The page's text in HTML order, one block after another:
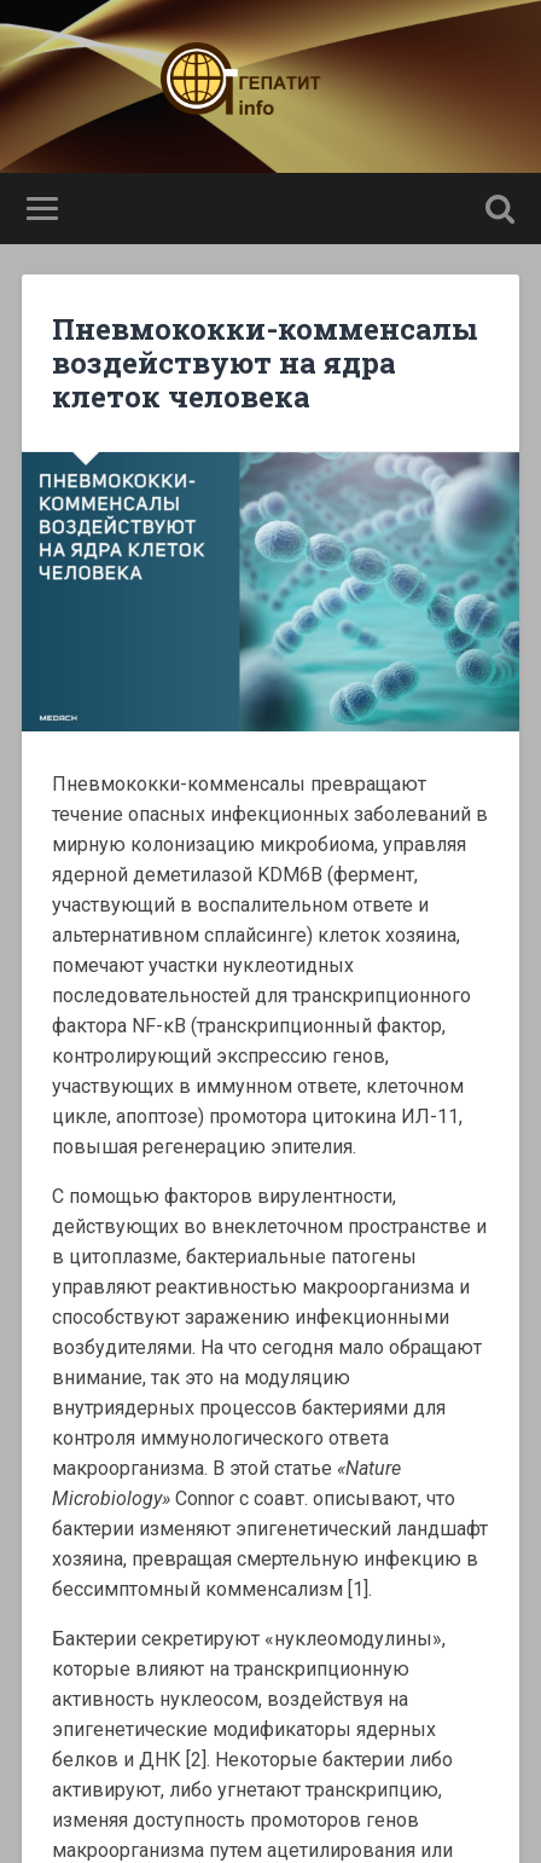
Пневмококки-комменсалы
воздействуют на ядра
клеток человека
Пневмококки-комменсалы превращают
течение опасных инфекционных заболеваний в
мирную колонизацию микробиома, управляя
ядерной деметилазой KDM6B (фермент,
участвующий в воспалительном ответе и
альтернативном сплайсинге) клеток хозяина,
помечают участки нуклеотидных
последовательностей для транскрипционного
фактора NF-κB (транскрипционный фактор,
контролирующий экспрессию генов,
участвующих в иммунном ответе, клеточном
цикле, апоптозе) промотора цитокина ИЛ-11,
повышая регенерацию эпителия.
С помощью факторов вирулентности,
действующих во внеклеточном пространстве и
в цитоплазме, бактериальные патогены
управляют реактивностью макроорганизма и
способствуют заражению инфекционными
возбудителями. На что сегодня мало обращают
внимание, так это на модуляцию
внутриядерных процессов бактериями для
контроля иммунологического ответа
макроорганизма. В этой статье «Nature
Microbiology»Connor с соавт. описывают, что
бактерии изменяют эпигенетический ландшафт
хозяина, превращая смертельную инфекцию в
бессимптомный комменсализм [1].
Бактерии секретируют «нуклеомодулины»,
которые влияют на транскрипционную
активность нуклеосом, воздействуя на
эпигенетические модификаторы ядерных
белков и ДНК [2]. Некоторые бактерии либо
активируют, либо угнетают транскрипцию,
изменяя доступность промоторов генов
макроорганизма путем ацетилирования или